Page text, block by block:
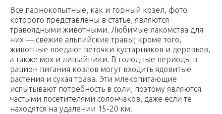
Все парнокопытные, как и горный козел, фото
которого представлены в статье, являются
травоядными животными. Любимые лакомства для
них — свежие альпийские травы; кроме того,
животные поедают веточки кустарников и деревьев,
а также мох и лишайники. В голодные периоды в
рацион питания козлов могут входить ядовитые
растения и сухая трава. Эти млекопитающие
испытывают потребность в соли, поэтому являются
частыми посетителями солончаков, даже если те
находятся на удалении 15-20 км.